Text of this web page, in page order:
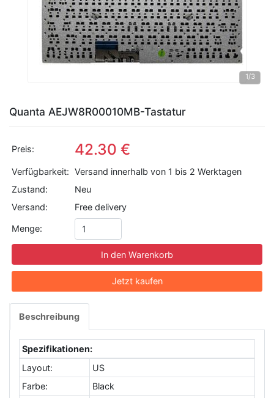
1/3
Quanta AEJW8R00010MB-Tastatur
Preis: 42.30 €
Verfügbarkeit:
Versand innerhalb von 1 bis 2 Werktagen
Zustand:
Neu
Versand:
Free delivery
Menge:
In den Warenkorb
Jetzt kaufen
Beschreibung
Spezifikationen:
Layout:
US
Farbe:
Black